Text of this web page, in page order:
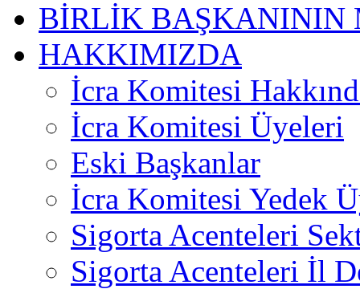
BİRLİK BAŞKANININ
HAKKIMIZDA
İcra Komitesi
İcra Komitesi Üyeleri
Eski Başkanlar
İcra Komitesi Yedek
Sigorta Acenteleri
Sigorta Acenteleri İl